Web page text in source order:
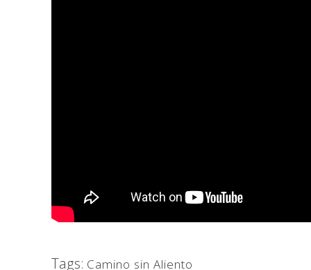
Tags: Camino sin Aliento